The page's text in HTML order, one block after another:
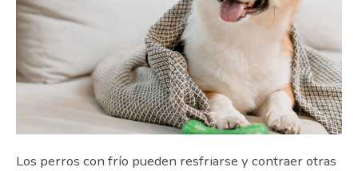
Los perros con frío pueden resfriarse y contraer otras